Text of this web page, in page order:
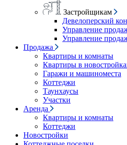
Застройщикам
Девелоперский
Управление
Управление
Продажа
Квартиры и комнаты
Квартиры в
Гаражи и машиноместа
Коттеджи
Таунхаусы
Участки
Аренда
Квартиры и комнаты
Коттеджи
Новостройки